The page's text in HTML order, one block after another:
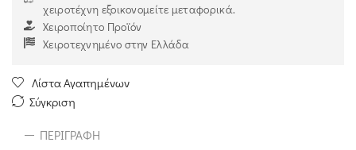
χειροτέχνη εξοικονομείτε μεταφορικά.
Χειροποίητο Προϊόν
Χειροτεχνημένο στην Ελλάδα
Λίστα Αγαπημένων
Σύγκριση
ΠΕΡΙΓΡΑΦΉ